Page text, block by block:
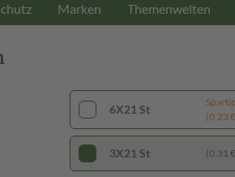
Marken Themenwelten
6X21 St
(0,23
3X21 St (0,31